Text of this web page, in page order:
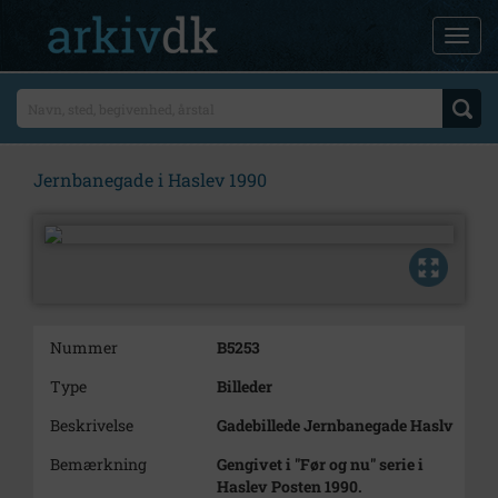
Jernbanegade i Haslev 1990
Nummer
B5253
Type
Billeder
Beskrivelse
Gadebillede Jernbanegade Haslv
Bemærkning
Gengivet i "Før og nu" serie i
Haslev Posten 1990.